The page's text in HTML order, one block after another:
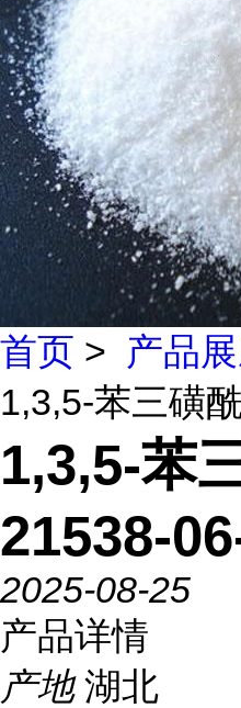
首页 > 产品
1,3,5-苯三磺
1,3,5-苯
21538-
2025-08-25
产品详情
产地 湖北